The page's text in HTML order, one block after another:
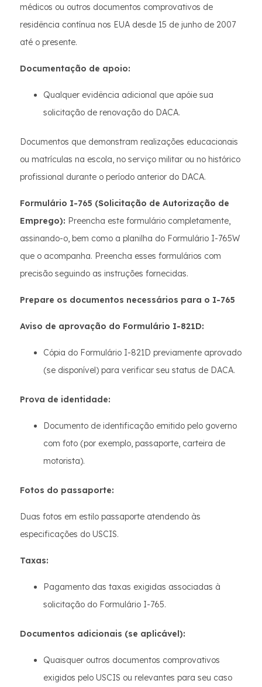
médicos ou outros documentos comprovativos de
residência contínua nos EUA desde 15 de junho de 2007
até o presente.
Documentação de apoio:
Qualquer evidência adicional que apóie sua
solicitação de renovação do DACA.
Documentos que demonstram realizações educacionais
ou matrículas na escola, no serviço militar ou no histórico
profissional durante o período anterior do DACA.
Formulário I-765 (Solicitação de Autorização de
Emprego): Preencha este formulário completamente,
assinando-o, bem como a planilha do Formulário I-765W
que o acompanha. Preencha esses formulários com
precisão seguindo as instruções fornecidas.
Prepare os documentos necessários para o I-765
Aviso de aprovação do Formulário I-821D:
Cópia do Formulário I-821D previamente aprovado
(se disponível) para verificar seu status de DACA.
Prova de identidade:
Documento de identificação emitido pelo governo
com foto (por exemplo, passaporte, carteira de
motorista).
Fotos do passaporte:
Duas fotos em estilo passaporte atendendo às
especificações do USCIS.
Taxas:
Pagamento das taxas exigidas associadas à
solicitação do Formulário I-765.
Documentos adicionais (se aplicável):
Quaisquer outros documentos comprovativos
exigidos pelo USCIS ou relevantes para seu caso